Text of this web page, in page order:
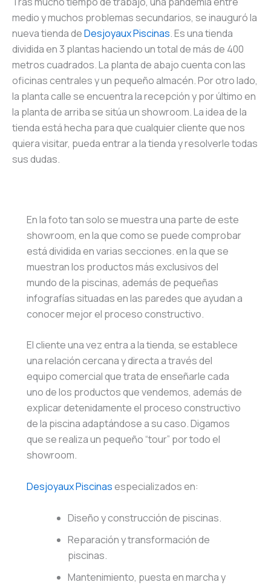
medio y muchos problemas secundarios, se inauguró la
nueva tienda deDesjoyaux Piscinas. Es una tienda
dividida en 3 plantas haciendo un total de más de 400
metros cuadrados. La planta de abajo cuenta con las
oficinas centrales y un pequeño almacén. Por otro lado,
la planta calle se encuentra la recepción y por último en
la planta de arriba se sitúa un showroom. La idea de la
tienda está hecha para que cualquier cliente que nos
quiera visitar, pueda entrar a la tienda y resolverle todas
sus dudas.
En la foto tan solo se muestra una parte de este
showroom, en la que como se puede comprobar
está dividida en varias secciones. en la que se
muestran los productos más exclusivos del
mundo de la piscinas, además de pequeñas
infografías situadas en las paredes que ayudan a
conocer mejor el proceso constructivo.
El cliente una vez entra a la tienda, se establece
una relación cercana y directa a través del
equipo comercial que trata de enseñarle cada
uno de los productos que vendemos, además de
explicar detenidamente el proceso constructivo
de la piscina adaptándose a su caso. Digamos
que se realiza un pequeño “tour” por todo el
showroom.
Desjoyaux Piscinasespecializados en:
Diseño y construcción de piscinas.
Reparación y transformación de
piscinas.
Mantenimiento, puesta en marcha y